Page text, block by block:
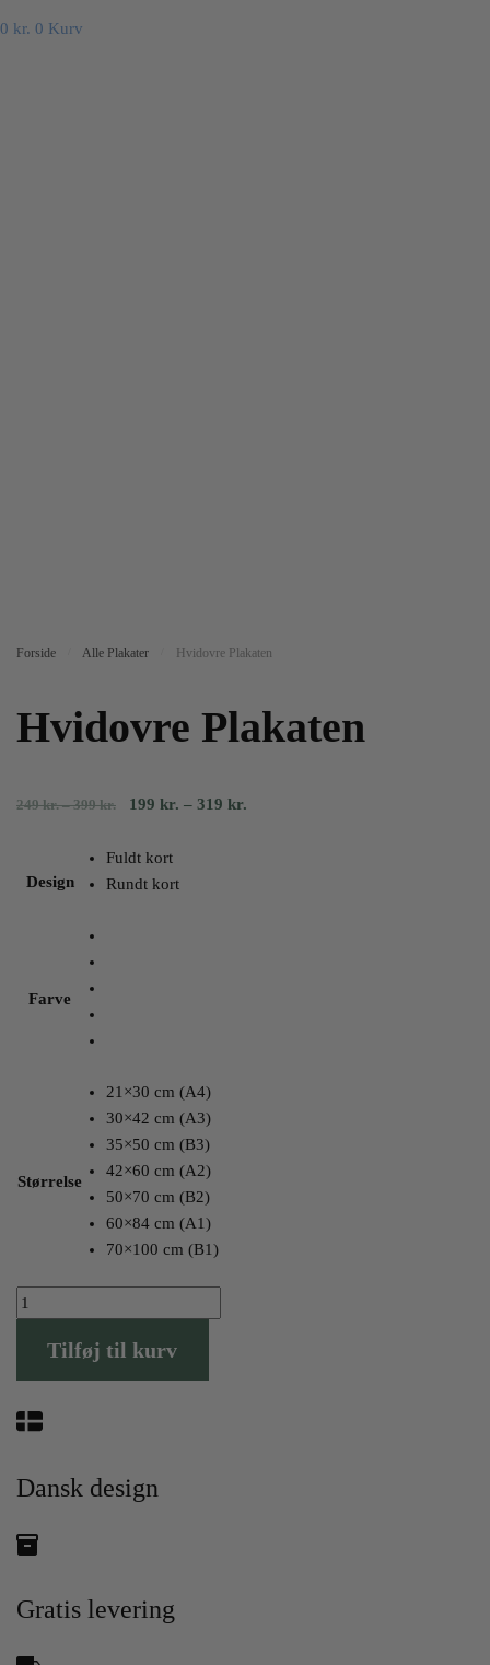
0 kr. 0 Kurv
Forside Alle Plakater Hvidovre Plakaten
Hvidovre Plakaten
249kr. – 399kr. Prisinterval:
til
399
199 kr. – 319 kr.
Design
Fuldt kort
Rundt kort
Farve
Størrelse
21×30 cm (A4)
30×42 cm (A3)
35×50 cm (B3)
42×60 cm (A2)
50×70 cm (B2)
60×84 cm (A1)
70×100 cm (B1)
Hvidovre
Plakaten
antalTilføj til kurv
Dansk design
Gratis levering